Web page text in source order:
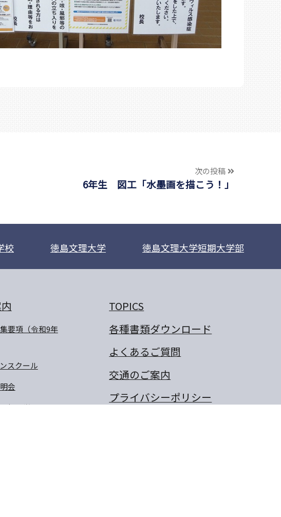
次の投稿
6年生 図工「水墨画を描こう！」
校 徳島文理大学 徳島文理大学短期大学部
要項（令和9年
スクール
会
編入学
TOPICS
各種書類ダウンロード
よくあるご質問
交通のご案内
プライバシーポリシー